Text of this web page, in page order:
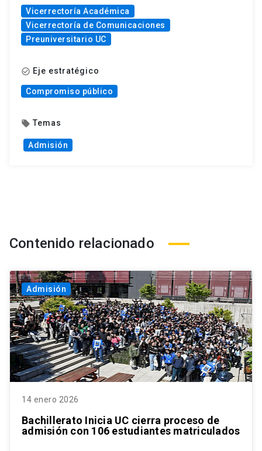
Vicerrectoría Académica
Vicerrectoría de Comunicaciones
Preuniversitario UC
check_circle_outline Eje estratégico
Compromiso público
local_offer Temas
Admisión
Contenido relacionado
Admisión
14 enero 2026
Bachillerato Inicia UC cierra proceso de
admisión con 106 estudiantes matriculados